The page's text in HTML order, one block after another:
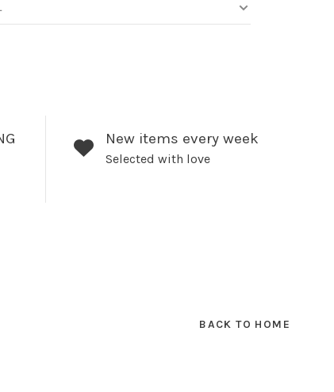
New items every week
Selected with love
BACK TO HOME